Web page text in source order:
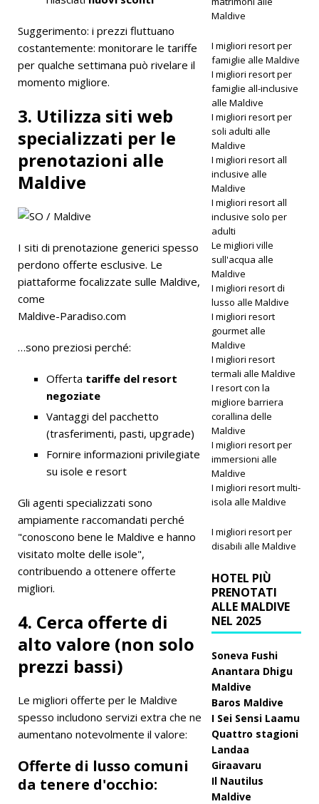
premio
"Iniziativa
più
Suggerimento: i prezzi fluttuano
costantemente: monitorare le tariffe
per qualche settimana può rivelare il
momento migliore.
3. Utilizza siti web
specializzati per le
prenotazioni alle
Maldive
I siti di prenotazione generici spesso
perdono offerte esclusive. Le
piattaforme focalizzate sulle Maldive,
come
Maldive-Paradiso.com
…sono preziosi perché:
Offerta tariffe del resort
negoziate
Vantaggi del pacchetto
(trasferimenti, pasti, upgrade)
Fornire informazioni privilegiate
su isole e resort
Gli agenti specializzati sono
ampiamente raccomandati perché
"conoscono bene le Maldive e hanno
visitato molte delle isole",
contribuendo a ottenere offerte
migliori.
4. Cerca offerte di
alto valore (non solo
prezzi bassi)
Le migliori offerte per le Maldive
spesso includono servizi extra che ne
aumentano notevolmente il valore:
Offerte di lusso comuni
da tenere d'occhio:
Maldive
I migliori resort per
famiglie alle Maldive
I migliori resort per
famiglie all-inclusive
alle Maldive
I migliori resort per
soli adulti alle
Maldive
I migliori resort all
inclusive alle
Maldive
I migliori resort all
inclusive solo per
adulti
Le migliori ville
sull'acqua alle
Maldive
I migliori resort di
lusso alle Maldive
I migliori resort
gourmet alle
Maldive
I migliori resort
termali alle Maldive
I resort con la
migliore barriera
corallina delle
Maldive
I migliori resort per
immersioni alle
Maldive
I migliori resort multi-
isola alle Maldive
I migliori resort per
disabili alle Maldive
HOTEL PIÙ
PRENOTATI
ALLE MALDIVE
NEL 2025
Soneva Fushi
Anantara Dhigu
Maldive
Baros Maldive
I Sei Sensi Laamu
Quattro stagioni
Landaa
Giraavaru
Il Nautilus
Maldive